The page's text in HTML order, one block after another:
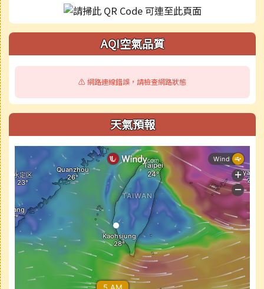
AQI空氣品質
⚠️ 網路連線錯誤，請檢查網路狀態
天氣預報